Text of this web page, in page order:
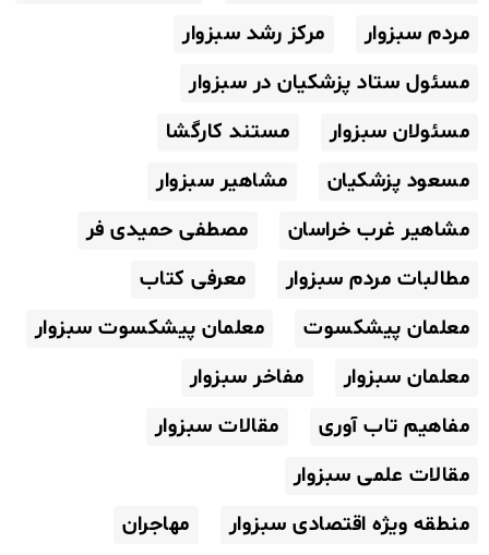
مردم سبزوار
مرکز رشد سبزوار
مسئول ستاد پزشکیان در سبزوار
مسئولان سبزوار
مستند کارگشا
مسعود پزشکیان
مشاهیر سبزوار
مشاهیر غرب خراسان
مصطفی حمیدی فر
مطالبات مردم سبزوار
معرفی کتاب
معلمان پیشکسوت
معلمان پیشکسوت سبزوار
معلمان سبزوار
مفاخر سبزوار
مفاهیم تاب آوری
مقالات سبزوار
مقالات علمی سبزوار
منطقه ویژه اقتصادی سبزوار
مهاجران